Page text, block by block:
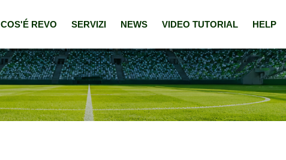
COS'É REVO SERVIZI NEWS VIDEO TUTORIAL HELP